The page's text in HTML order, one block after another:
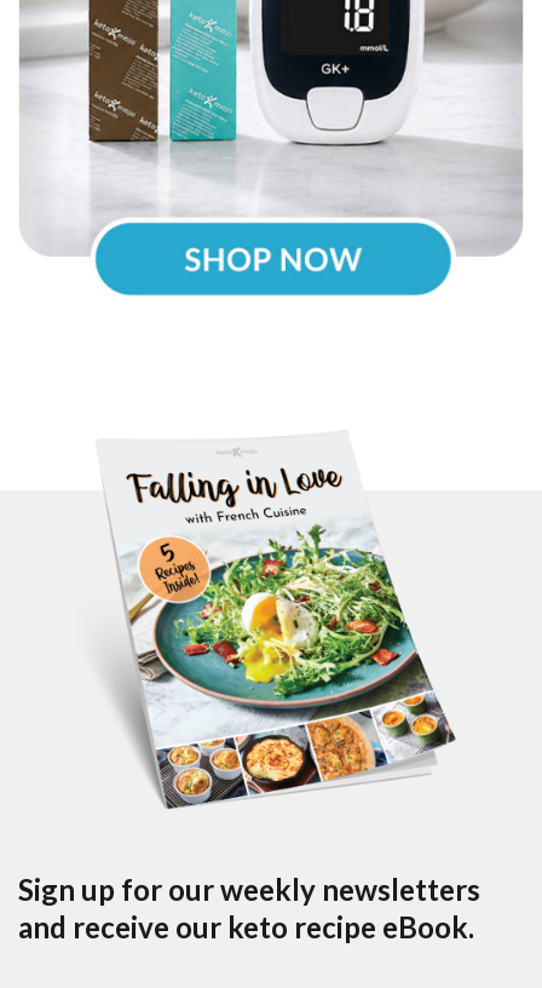
Sign up for our weekly newsletters
and receive our keto recipe eBook.